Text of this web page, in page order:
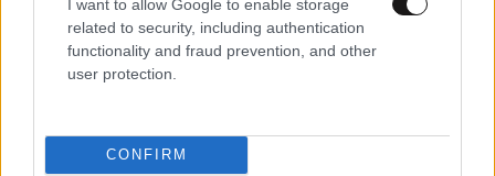
I want to allow Google to enable storage
related to security, including authentication
functionality and fraud prevention, and other
user protection.
CONFIRM